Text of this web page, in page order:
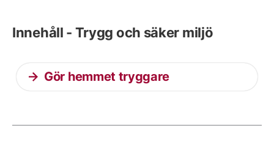
Innehåll - Trygg och säker miljö
Gör hemmet tryggare